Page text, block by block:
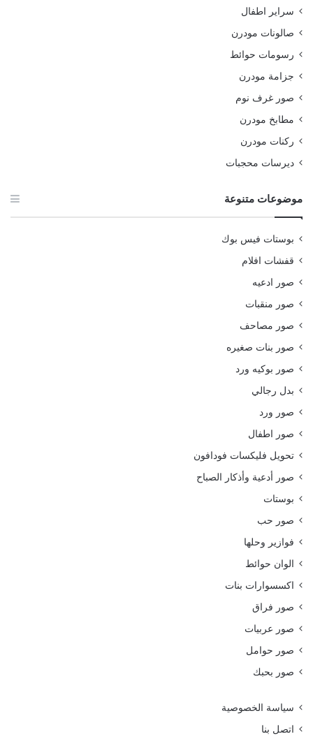
سراير اطفال
صالونات مودرن
رسومات حوائط
جزامة مودرن
صور غرف نوم
مطابخ مودرن
ركنات مودرن
ديرسات محجبات
موضوعات متنوعة
بوستات فيس بوك
قفشات افلام
صور ادعيه
صور منقبات
صور مصاحف
صور بنات صغيره
صور بوكيه ورد
بدل رجالي
صور ورد
صور اطفال
تحويل فليكسات فودافون
صور أدعية وأذكار الصباح
بوستات
صور حب
فوازير وحلها
الوان حوائط
اكسسوارات بنات
صور فراق
صور عربيات
صور حوامل
صور بحبك
سياسة الخصوصية
اتصل بنا